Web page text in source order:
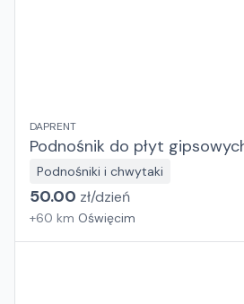
DAPRENT
Podnośnik do płyt
Podnośniki i chwytaki
50.00 zł/dzień
+60 km Oświęcim